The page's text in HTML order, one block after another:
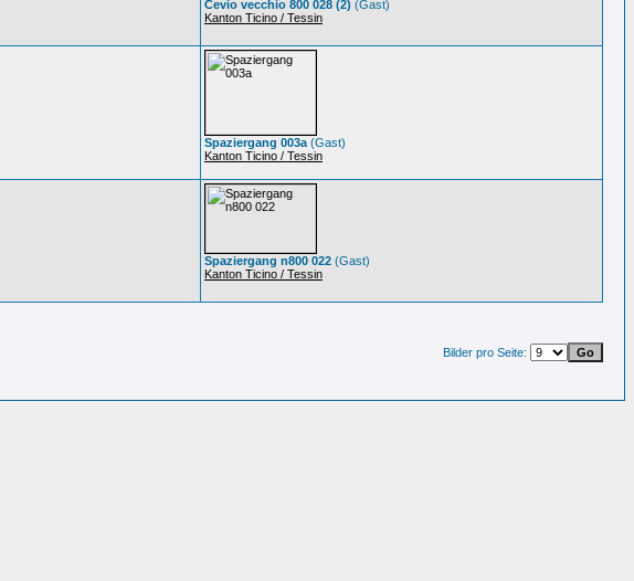
Cevio vecchio 800 028 (2) (Gast)
Kanton Ticino / Tessin
Spaziergang 003a (Gast)
Kanton Ticino / Tessin
Spaziergang n800 022 (Gast)
Kanton Ticino / Tessin
Bilder pro Seite: